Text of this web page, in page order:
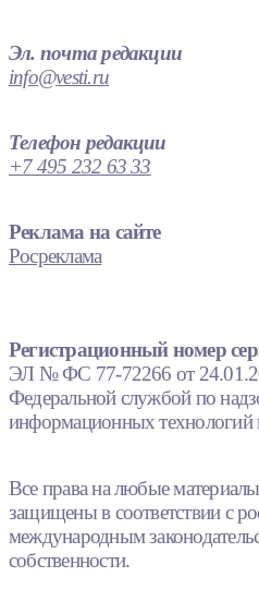
Эл. почта редакции
info@vesti.ru
Телефон редакции
+7 495 232 63 33
Реклама на сайте
Росреклама
Регистрационный номер
ЭЛ № ФС 77-72266 от
Федеральной службой по
информационных
Все права на любые
защищены в соответствии с
международным
собственности.